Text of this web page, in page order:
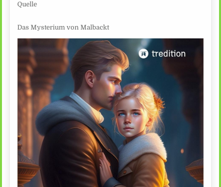
Quelle
Das Mysterium von Malbackt